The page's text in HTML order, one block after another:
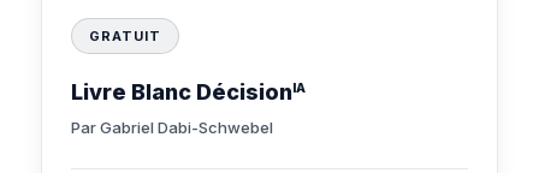
GRATUIT
Livre Blanc Décision IA
Par Gabriel Dabi-Schwebel